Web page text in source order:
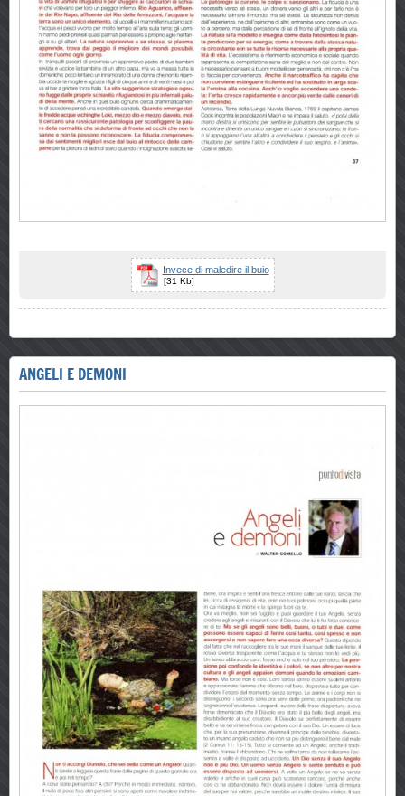
Invece di maledire il buio
[31 Kb]
ANGELI E DEMONI